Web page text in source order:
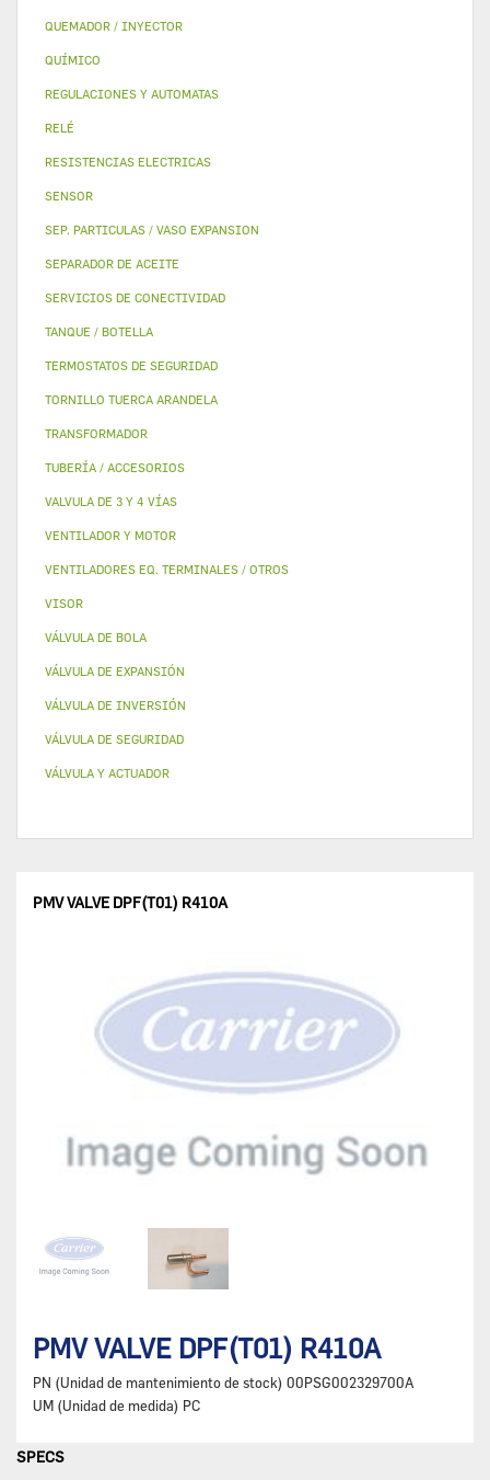
QUEMADOR / INYECTOR
QUÍMICO
REGULACIONES Y AUTOMATAS
RELÉ
RESISTENCIAS ELECTRICAS
SENSOR
SEP. PARTICULAS / VASO EXPANSION
SEPARADOR DE ACEITE
SERVICIOS DE CONECTIVIDAD
TANQUE / BOTELLA
TERMOSTATOS DE SEGURIDAD
TORNILLO TUERCA ARANDELA
TRANSFORMADOR
TUBERÍA / ACCESORIOS
VALVULA DE 3 Y 4 VÍAS
VENTILADOR Y MOTOR
VENTILADORES EQ. TERMINALES / OTROS
VISOR
VÁLVULA DE BOLA
VÁLVULA DE EXPANSIÓN
VÁLVULA DE INVERSIÓN
VÁLVULA DE SEGURIDAD
VÁLVULA Y ACTUADOR
PMV VALVE DPF(T01) R410A
PMV VALVE DPF(T01) R410A
PN (Unidad de mantenimiento de stock) 00PSG002329700A
UM (Unidad de medida) PC
SPECS